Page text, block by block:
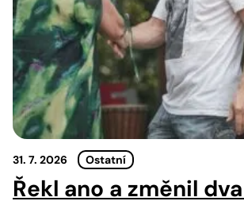
31. 7. 2026 Ostatní
Řekl ano a změnil